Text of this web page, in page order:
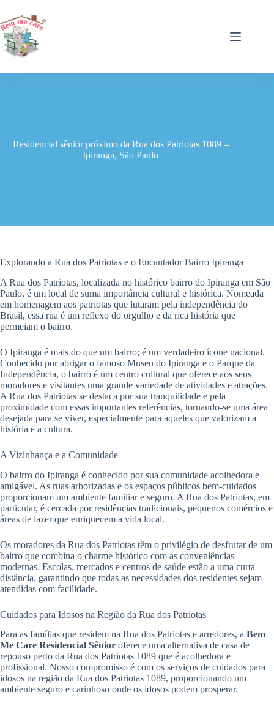
para
o
conteúdo
Residencial sênior próximo da Rua dos Patriotas 1089 –
Ipiranga, São Paulo
Explorando a Rua dos Patriotas e o Encantador Bairro Ipiranga
A Rua dos Patriotas, localizada no histórico bairro do Ipiranga em São
Paulo, é um local de suma importância cultural e histórica. Nomeada
em homenagem aos patriotas que lutaram pela independência do
Brasil, essa rua é um reflexo do orgulho e da rica história que
permeiam o bairro.
O Ipiranga é mais do que um bairro; é um verdadeiro ícone nacional.
Conhecido por abrigar o famoso Museu do Ipiranga e o Parque da
Independência, o bairro é um centro cultural que oferece aos seus
moradores e visitantes uma grande variedade de atividades e atrações.
A Rua dos Patriotas se destaca por sua tranquilidade e pela
proximidade com essas importantes referências, tornando-se uma área
desejada para se viver, especialmente para aqueles que valorizam a
história e a cultura.
A Vizinhança e a Comunidade
O bairro do Ipiranga é conhecido por sua comunidade acolhedora e
amigável. As ruas arborizadas e os espaços públicos bem-cuidados
proporcionam um ambiente familiar e seguro. A Rua dos Patriotas, em
particular, é cercada por residências tradicionais, pequenos comércios e
áreas de lazer que enriquecem a vida local.
Os moradores da Rua dos Patriotas têm o privilégio de desfrutar de um
bairro que combina o charme histórico com as conveniências
modernas. Escolas, mercados e centros de saúde estão a uma curta
distância, garantindo que todas as necessidades dos residentes sejam
atendidas com facilidade.
Cuidados para Idosos na Região da Rua dos Patriotas
Para as famílias que residem na Rua dos Patriotas e arredores, a Bem
Me Care Residencial Sênior oferece uma alternativa de casa de
repouso perto da Rua dos Patriotas 1089 que é acolhedora e
profissional. Nosso compromisso é com os serviços de cuidados para
idosos na região da Rua dos Patriotas 1089, proporcionando um
ambiente seguro e carinhoso onde os idosos podem prosperar.